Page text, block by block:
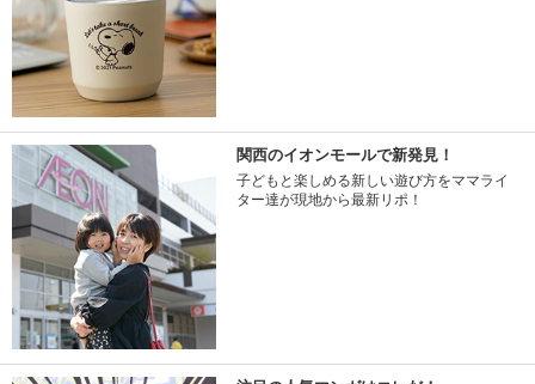
関西のイオンモールで新発見！
子どもと楽しめる新しい遊び方をママライ
ター達が現地から最新リポ！